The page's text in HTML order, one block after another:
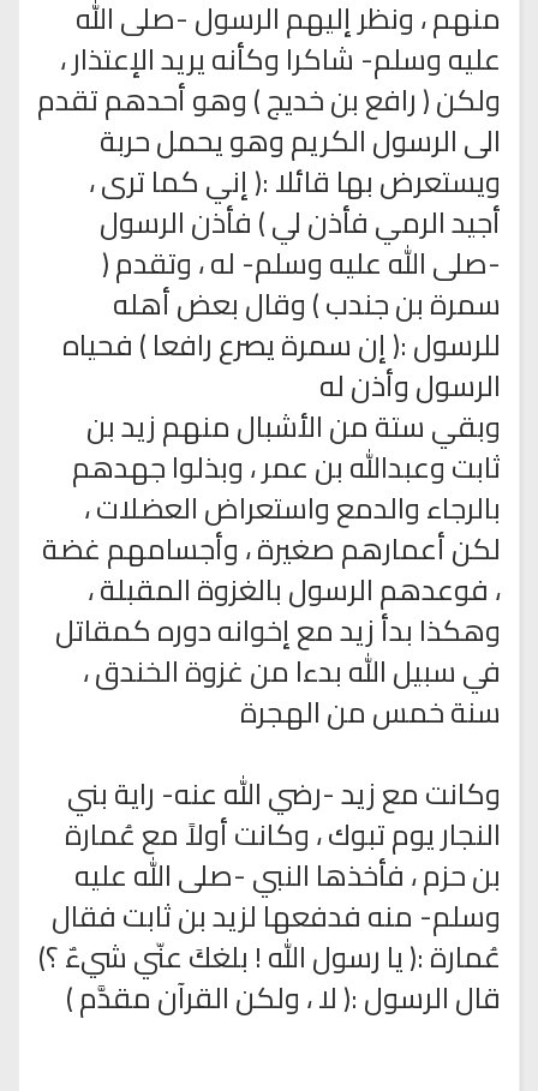
منهم ، ونظر إليهم الرسول -صلى الله
عليه وسلم- شاكرا وكأنه يريد الإعتذار ،
ولكن ( رافع بن خديج ) وهو أحدهم تقدم
الى الرسول الكريم وهو يحمل حربة
ويستعرض بها قائلا :( إني كما ترى ،
أجيد الرمي فأذن لي ) فأذن الرسول
-صلى الله عليه وسلم- له ، وتقدم (
سمرة بن جندب ) وقال بعض أهله
للرسول :( إن سمرة يصرع رافعا ) فحياه
الرسول وأذن له
وبقي ستة من الأشبال منهم زيد بن
ثابت وعبدالله بن عمر ، وبذلوا جهدهم
بالرجاء والدمع واستعراض العضلات ،
لكن أعمارهم صغيرة ، وأجسامهم غضة
، فوعدهم الرسول بالغزوة المقبلة ،
وهكذا بدأ زيد مع إخوانه دوره كمقاتل
في سبيل الله بدءا من غزوة الخندق ،
سنة خمس من الهجرة
وكانت مع زيد -رضي الله عنه- راية بني
النجار يوم تبوك ، وكانت أولاً مع عُمارة
بن حزم ، فأخذها النبي -صلى الله عليه
وسلم- منه فدفعها لزيد بن ثابت فقال
عُمارة :( يا رسول الله ! بلغكَ عنّي شيءٌ ؟)
قال الرسول :( لا ، ولكن القرآن مقدَّم )